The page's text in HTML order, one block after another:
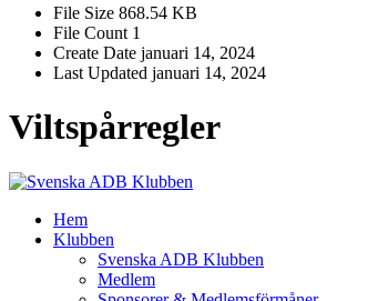
File Size 868.54 KB
File Count 1
Create Date januari 14, 2024
Last Updated januari 14, 2024
Viltspårregler
Hem
Klubben
Svenska ADB Klubben
Medlem